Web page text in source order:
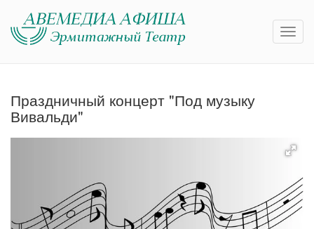
Праздничный концерт "Под музыку
Вивальди"